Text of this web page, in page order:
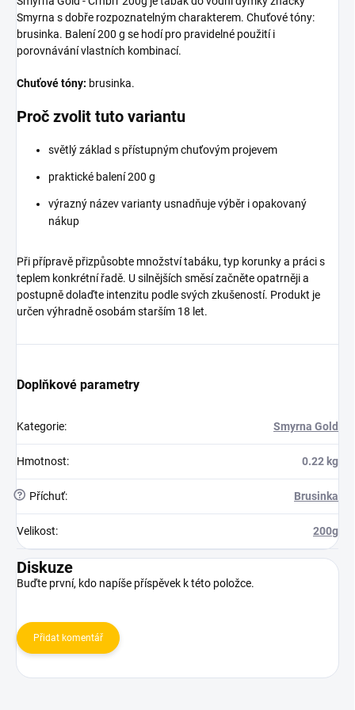
Smyrna s dobře rozpoznatelným charakterem. Chuťové tóny:
brusinka. Balení 200 g se hodí pro pravidelné použití i
porovnávání vlastních kombinací.
Chuťové tóny: brusinka.
Proč zvolit tuto variantu
světlý základ s přístupným chuťovým projevem
praktické balení 200 g
výrazný název varianty usnadňuje výběr i opakovaný
nákup
Při přípravě přizpůsobte množství tabáku, typ korunky a práci s
teplem konkrétní řadě. U silnějších směsí začněte opatrněji a
postupně dolaďte intenzitu podle svých zkušeností. Produkt je
určen výhradně osobám starším 18 let.
Doplňkové parametry
Kategorie: Smyrna Gold
Hmotnost: 0.22 kg
? Příchuť: Brusinka
Velikost: 200g
Diskuze
Buďte první, kdo napíše příspěvek k této položce.
Přidat komentář